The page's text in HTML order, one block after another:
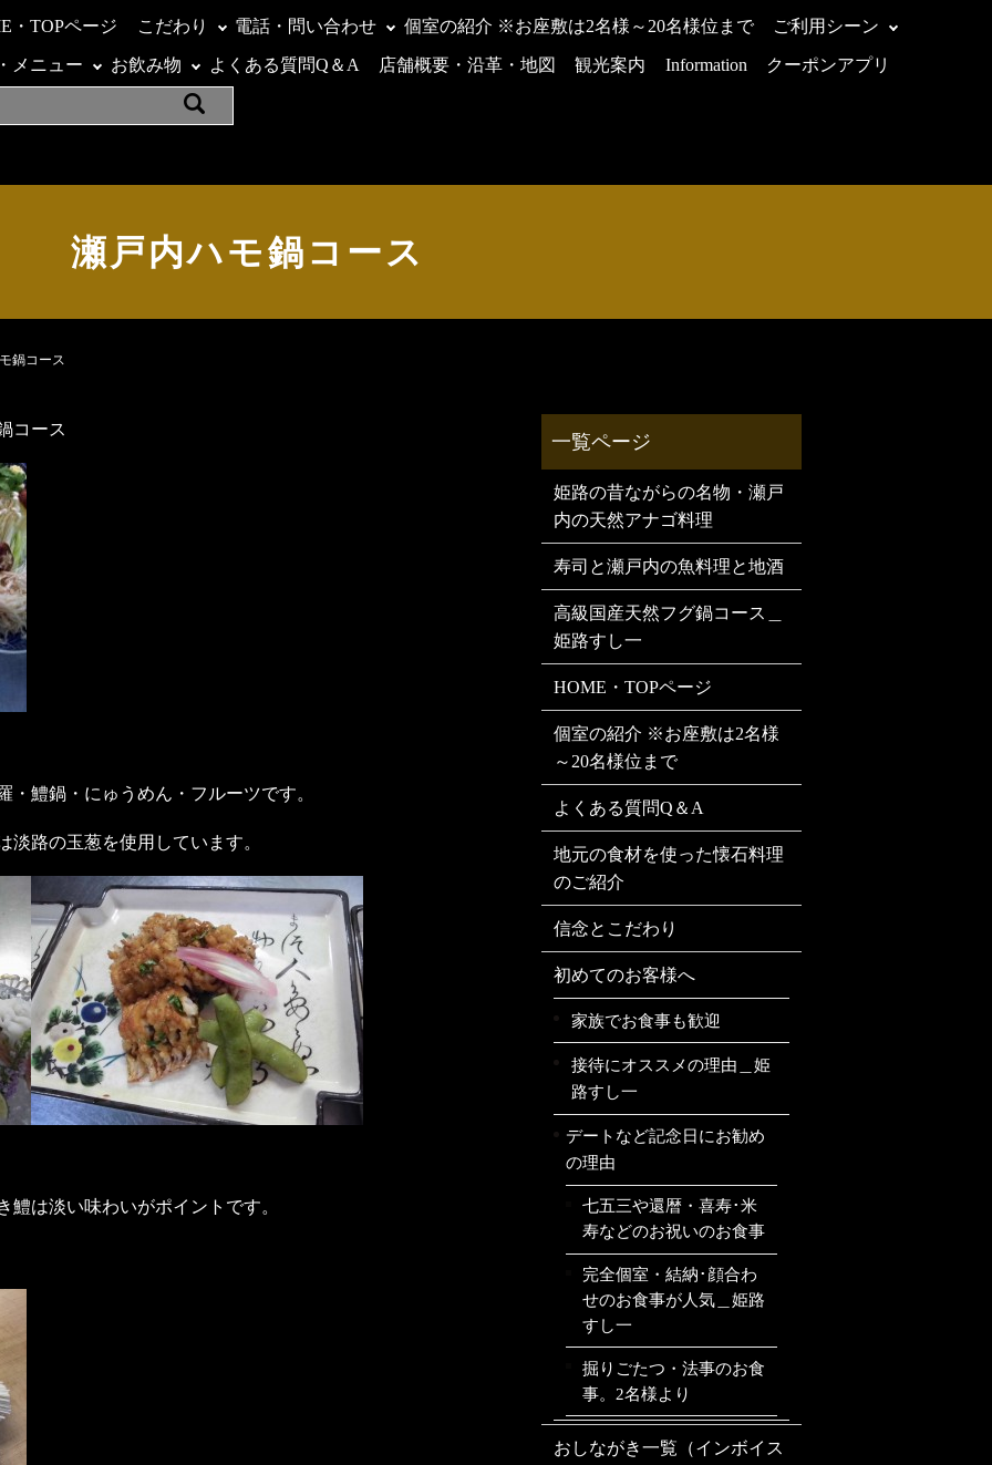
・TOPページ こだわり 電話・問い合わせ 個室の紹介 ※お座敷は2名様～20名様位まで ご利用シーン
メニュー お飲み物 よくある質問Q＆A 店舗概要・沿革・地図 観光案内 Information クーポンアプリ
瀬戸内ハモ鍋コース
鍋コース
コース
鱧鍋・にゅうめん・フルーツです。
路の玉葱を使用しています。
は淡い味わいがポイントです。
姫路の昔ながらの名物・瀬戸
内の天然アナゴ料理
寿司と瀬戸内の魚料理と地酒
高級国産天然フグ鍋コース＿
姫路すし一
HOME・TOPページ
個室の紹介 ※お座敷は2名様
～20名様位まで
よくある質問Q＆A
地元の食材を使った懐石料理
のご紹介
信念とこだわり
初めてのお客様へ
家族でお食事も歓迎
接待にオススメの理由＿姫
路すし一
デートなど記念日にお勧め
の理由
七五三や還暦・喜寿･米
寿などのお祝いのお食事
完全個室・結納･顔合わ
せのお食事が人気＿姫路
すし一
掘りごたつ・法事のお食
事。2名様より
おしながき一覧（インボイス